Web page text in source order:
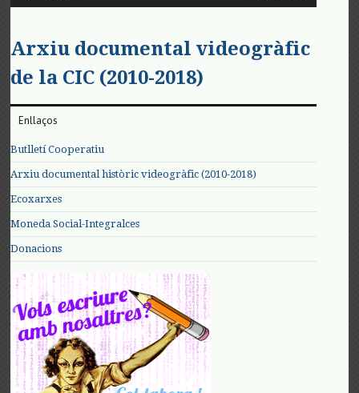
Arxiu documental videogràfic
de la CIC (2010-2018)
Enllaços
Butlletí Cooperatiu
Arxiu documental històric videogràfic (2010-2018)
Ecoxarxes
Moneda Social-Integralces
Donacions